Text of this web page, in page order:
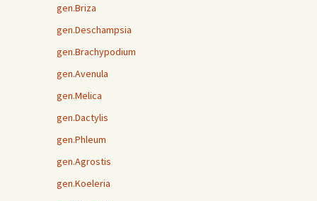
gen.Briza
gen.Deschampsia
gen.Brachypodium
gen.Avenula
gen.Melica
gen.Dactylis
gen.Phleum
gen.Agrostis
gen.Koeleria